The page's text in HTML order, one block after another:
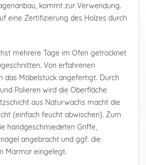
kommt zur Verwendung.
eine Zertifizierung des Holzes durch
mehrere Tage im Ofen getrocknet
Von erfahrenen
das Möbelstück angefertigt. Durch
Polieren wird die Oberfläche
aus Naturwachs macht die
(einfach feucht abwischen). Zum
handgeschmiedeten Griffe,
angebracht und ggf. die
Marmor eingelegt.